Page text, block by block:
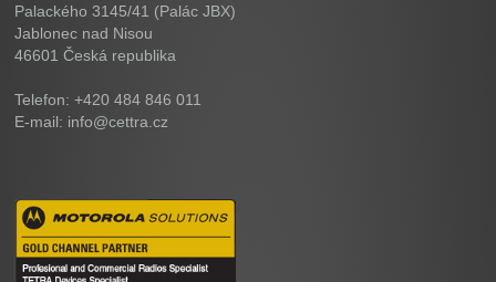
Palackého 3145/41 (Palác JBX)
Jablonec nad Nisou
46601Česká republika
Telefon: +420 484 846 011
E-mail: info@cettra.cz